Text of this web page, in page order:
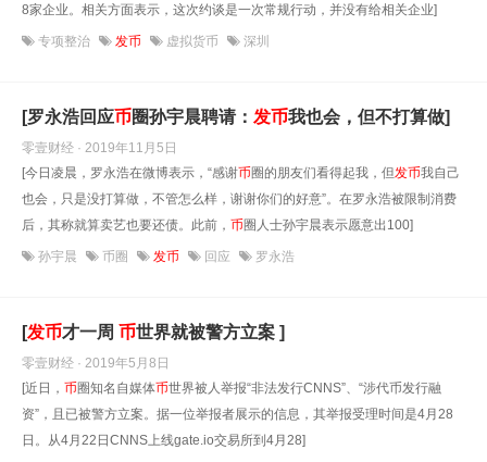
8家企业。相关方面表示，这次约谈是一次常规行动，并没有给相关企业]
专项整治 发币 虚拟货币 深圳
[罗永浩回应币圈孙宇晨聘请： 发币我也会，但不打算做]
零壹财经 · 2019年11月5日
[今日凌晨，罗永浩在微博表示，“感谢币圈的朋友们看得起我，但发币我自己
也会，只是没打算做，不管怎么样，谢谢你们的好意”。在罗永浩被限制消费
后，其称就算卖艺也要还债。此前， 币圈人士孙宇晨表示愿意出100]
孙宇晨 币圈 发币 回应 罗永浩
[发币才一周 币世界就被警方立案 ]
零壹财经 · 2019年5月8日
[近日， 币圈知名自媒体币世界被人举报“非法发行CNNS”、“涉代币发行融
资”，且已被警方立案。据一位举报者展示的信息，其举报受理时间是4月28
日。从4月22日CNNS上线gate.io交易所到4月28]